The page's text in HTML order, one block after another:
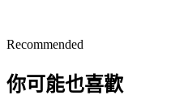
Recommended
你可能也喜歡